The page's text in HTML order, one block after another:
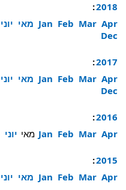
2018
:
Jan Feb Mar Apr מאי יוני
Dec
2017
:
Jan Feb Mar Apr מאי יוני
Dec
2016
:
Jan Feb Mar Apr מאי יוני
2015
:
Jan Feb Mar Apr מאי יוני